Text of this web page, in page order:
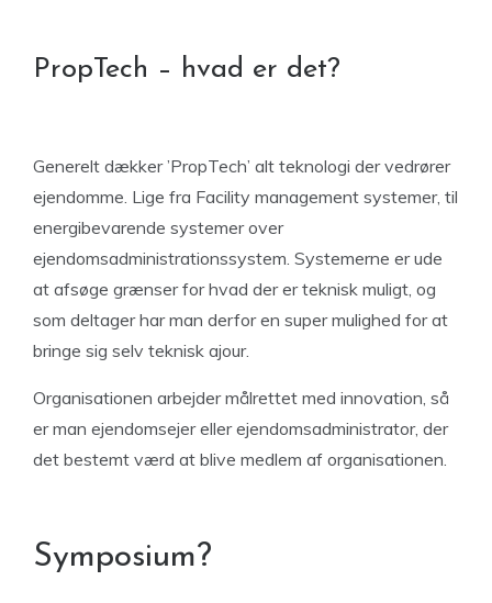
PropTech – hvad er det?
Generelt dækker ’PropTech’ alt teknologi der vedrører
ejendomme. Lige fra Facility management systemer, til
energibevarende systemer over
ejendomsadministrationssystem. Systemerne er ude
at afsøge grænser for hvad der er teknisk muligt, og
som deltager har man derfor en super mulighed for at
bringe sig selv teknisk ajour.
Organisationen arbejder målrettet med innovation, så
er man ejendomsejer eller ejendomsadministrator, der
det bestemt værd at blive medlem af organisationen.
Symposium?